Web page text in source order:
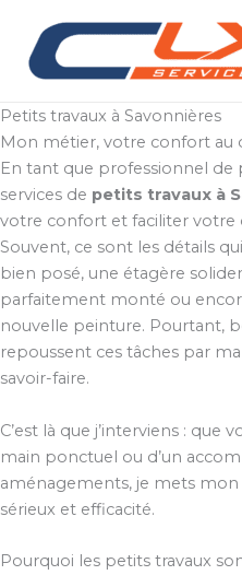
contenu
Petits travaux à Savonnières
Mon métier, votre confort au
En tant que professionnel
services de petits travaux à
votre confort et faciliter votre
Souvent, ce sont les détails
bien posé, une étagère
parfaitement monté ou
nouvelle peinture. Pourtant,
repoussent ces tâches par
savoir-faire.
C’est là que j’interviens : que
main ponctuel ou d’un
aménagements, je mets mon
sérieux et efficacité.
Pourquoi les petits travaux